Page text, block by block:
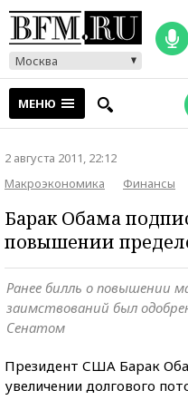
Москва
МЕНЮ
2 августа 2011, 22:12
Макроэкономика
Финансы
Барак Обама
повышении
Ранее билль о повышении
заимствований был
Сенатом
Президент США Барак
увеличении долгового